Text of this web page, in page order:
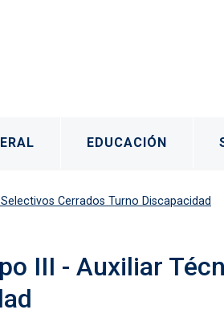
EDUCACIÓN
Cerrados Turno Discapacidad
III - Auxiliar